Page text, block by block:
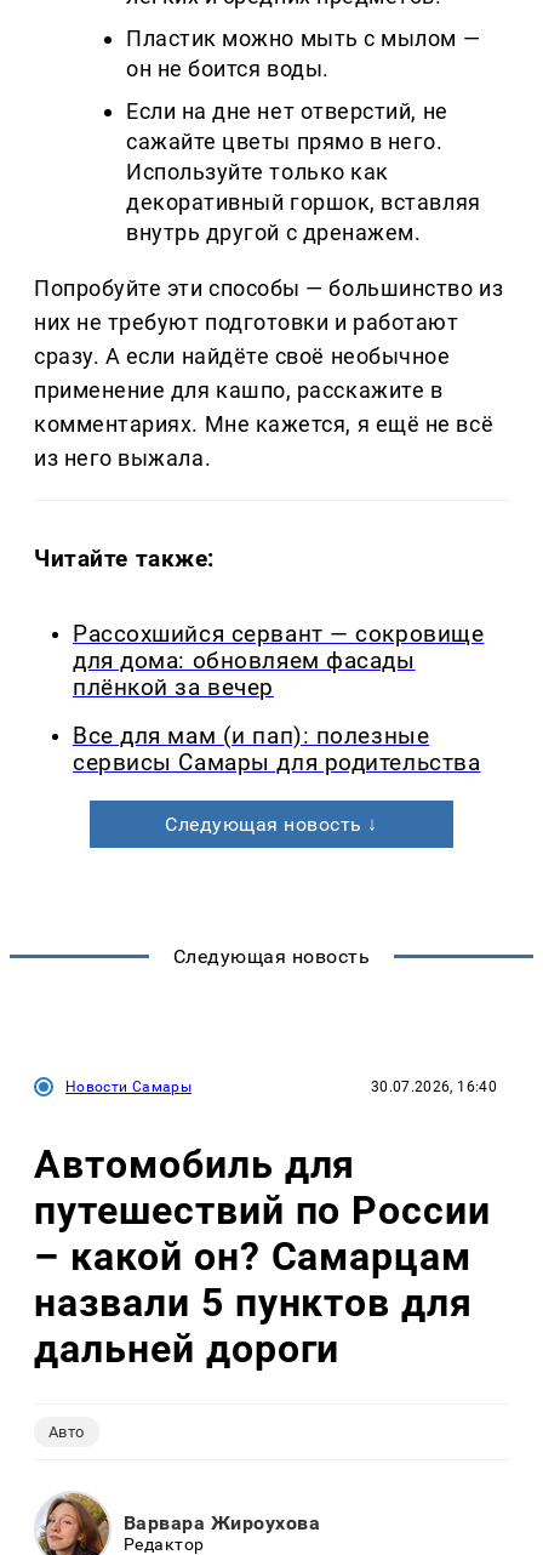
Пластик можно мыть с мылом —
он не боится воды.
Если на дне нет отверстий, не
сажайте цветы прямо в него.
Используйте только как
декоративный горшок, вставляя
внутрь другой с дренажем.
Попробуйте эти способы — большинство из
них не требуют подготовки и работают
сразу. А если найдёте своё необычное
применение для кашпо, расскажите в
комментариях. Мне кажется, я ещё не всё
из него выжала.
Читайте также:
Рассохшийся сервант — сокровище
для дома: обновляем фасады
плёнкой за вечер
Все для мам (и пап): полезные
сервисы Самары для родительства
Следующая новость ↓
Следующая новость
Новости Самары 30.07.2026, 16:40
Автомобиль для
путешествий по России
– какой он? Самарцам
назвали 5 пунктов для
дальней дороги
Авто
Варвара Жироухова
Редактор